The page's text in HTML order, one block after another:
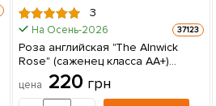
3
На Осень-2026 37123
Роза английская "The Alnwick
Rose" (саженец класса АА+)
цена 220 грн